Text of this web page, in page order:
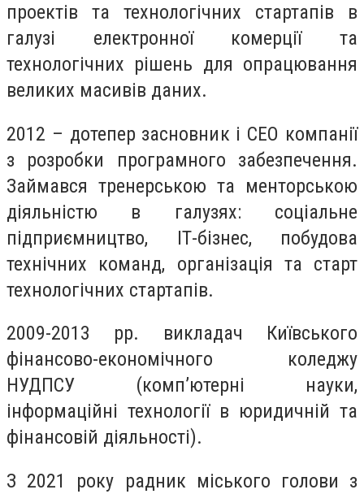
проектів та технологічних стартапів в
галузі електронної комерції та
технологічних рішень для опрацювання
великих масивів даних.
2012 – дотепер засновник і CEO компанії
з розробки програмного забезпечення.
Займався тренерською та менторською
діяльністю в галузях: соціальне
підприємництво, ІТ-бізнес, побудова
технічних команд, організація та старт
технологічних стартапів.
2009-2013 рр. викладач Київського
фінансово-економічного коледжу
НУДПСУ (комп’ютерні науки,
інформаційні технології в юридичній та
фінансовій діяльності).
З 2021 року радник міського голови з